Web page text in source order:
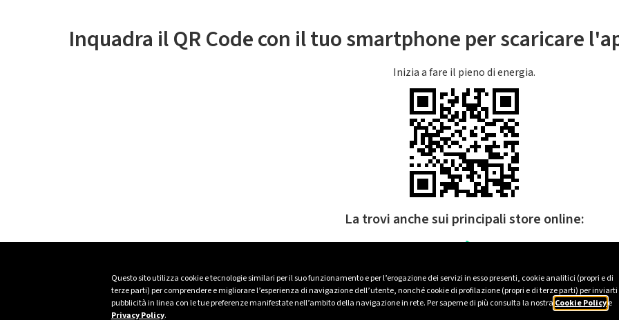
Questo sito utilizza cookie e tecnologie similari per il suo funzionamento e per l’erogazione dei servizi in esso presenti, cookie analitici (propri e di
terze parti) per comprendere e migliorare l’esperienza di navigazione dell’utente, nonché cookie di profilazione (propri e di terze parti) per inviarti
pubblicità in linea con le tue preferenze manifestate nell’ambito della navigazione in rete. Per saperne di più consulta la nostra Cookie Policye
Privacy Policy.
Inquadra il QR Code con il tuo smartphone per scaricare
Inizia a fare il pieno di energia.
La trovi anche sui principali store online: